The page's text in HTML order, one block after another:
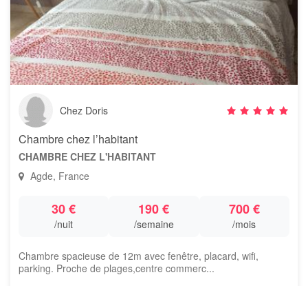
Chez Doris
Chambre chez l’habitant
CHAMBRE CHEZ L'HABITANT
Agde, France
30 €
/nuit
190 €
/semaine
700 €
/mois
Chambre spacieuse de 12m avec fenêtre, placard, wifi,
parking. Proche de plages,centre commerc...